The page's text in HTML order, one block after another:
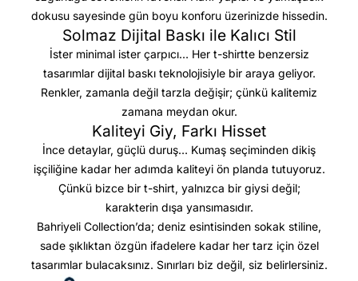
dokusu sayesinde gün boyu konforu üzerinizde hissedin.
Solmaz Dijital Baskı ile Kalıcı Stil
İster minimal ister çarpıcı… Her t-shirtte benzersiz
tasarımlar dijital baskı teknolojisiyle bir araya geliyor.
Renkler, zamanla değil tarzla değişir; çünkü kalitemiz
zamana meydan okur.
Kaliteyi Giy, Farkı Hisset
İnce detaylar, güçlü duruş… Kumaş seçiminden dikiş
işçiliğine kadar her adımda kaliteyi ön planda tutuyoruz.
Çünkü bizce bir t-shirt, yalnızca bir giysi değil;
karakterin dışa yansımasıdır.
Bahriyeli Collection’da; deniz esintisinden sokak stiline,
sade şıklıktan özgün ifadelere kadar her tarz için özel
tasarımlar bulacaksınız. Sınırları biz değil, siz belirlersiniz.